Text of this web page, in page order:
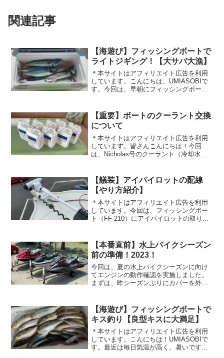
関連記事
【海遊び】フィッシングボートで
ライトジギング！【大サバ大漁】
＊本サイトはアフィリエイト広告を利用
しています。こんにちは、UMIASOBIで
す。今回は、早朝にフィッシングボート
時に船を出し、沖に向かいます。しばら
くナブラを...
【重要】ボートのクーラント交換
について
＊本サイトはアフィリエイト広告を利用
しています。皆さんこんにちは！今回
は、Nicholas号のクーラント（冷却水）
ための液体で、エンジンを動かしている
と熱を持つエンジン...
【艤装】アイパイロットの配線
【やり方紹介】
＊本サイトはアフィリエイト広告を利用
しています。今回は、フィッシングボー
ト（FF-210）にアイパイロットの取り付
イパイロットからバッテリーまでの配線
のやり方を紹介しま...
【本番直前】水上バイクシーズン
前の準備！2023！
今回は、夏の水上バイクシーズンに向け
てエンジンの動作確認を実施しました。
まずは、昨シーズンぶりにカバーを外し
付けてエンジンを掛けます。まず、エン
ジン始動させ、すぐに水洗...
【海遊び】フィッシングボートで
キス釣り【良型キスに大満足】
＊本サイトはアフィリエイト広告を利用
しています。こんにちは！UMIASOBIで
す。最近は毎日気温が高く、暑いですよ